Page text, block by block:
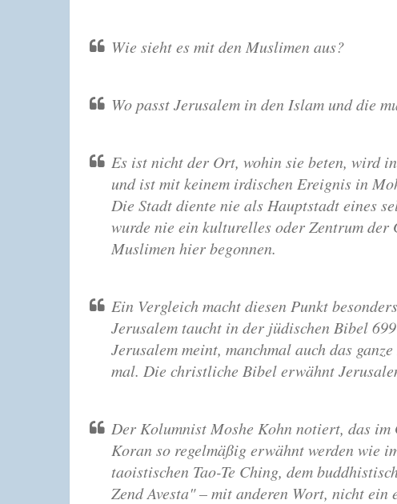
Wie sieht es mit den Muslimen aus?
Wo passt Jerusalem in den Islam und die
Es ist nicht der Ort, wohin sie beten, wird
und ist mit keinem irdischen Ereignis in
Die Stadt diente nie als Hauptstadt eines
wurde nie ein kulturelles oder Zentrum der
Muslimen hier begonnen.
Ein Vergleich macht diesen Punkt
Jerusalem taucht in der jüdischen Bibel
Jerusalem meint, manchmal auch das
mal. Die christliche Bibel erwähnt
Der Kolumnist Moshe Kohn notiert, das im
Koran so regelmäßig erwähnt werden wie
taoistischen Tao-Te Ching, dem
Zend Avesta" – mit anderen Wort, nicht ein